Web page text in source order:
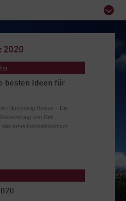
2020
besten Ideen für
Nachhaltig Reisen – Die
von Dirk
das erste Inspirationsbuch